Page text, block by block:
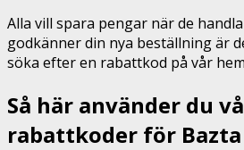
Alla vill spara pengar när de
godkänner din nya beställning är
söka efter en rabattkod på vår
Så här använder du
rabattkoder för Bazta